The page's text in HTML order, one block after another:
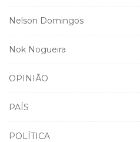
Nelson Domingos
Nok Nogueira
OPINIÃO
PAÍS
POLÍTICA